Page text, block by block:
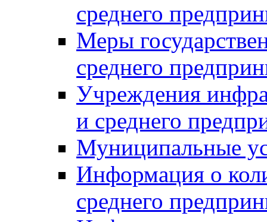
среднего
Меры
среднего
Учреждения
и среднего
Муниципальные
Информация о
среднего